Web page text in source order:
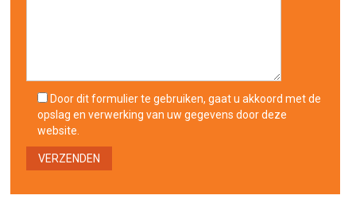
Door dit formulier te gebruiken, gaat u akkoord met de
opslag en verwerking van uw gegevens door deze
website.